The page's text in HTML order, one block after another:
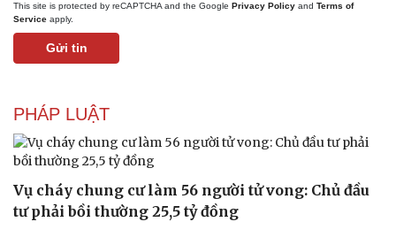
This site is protected by reCAPTCHA and the Google Privacy Policy and Terms of
Service apply.
Gửi tin
PHÁP LUẬT
Vụ cháy chung cư làm 56 người tử vong: Chủ đầu
tư phải bồi thường 25,5 tỷ đồng